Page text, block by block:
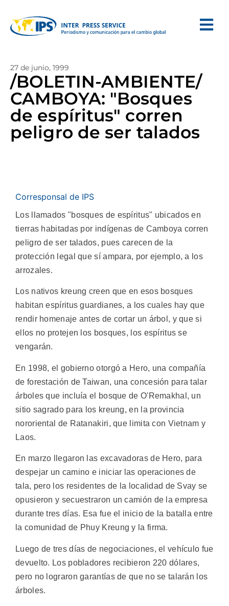
27 de junio, 1999
/BOLETIN-AMBIENTE/
CAMBOYA: "Bosques
de espíritus" corren
peligro de ser talados
Corresponsal de IPS
Los llamados "bosques de espíritus" ubicados en
tierras habitadas por indígenas de Camboya corren
peligro de ser talados, pues carecen de la
protección legal que sí ampara, por ejemplo, a los
arrozales.
Los nativos kreung creen que en esos bosques
habitan espíritus guardianes, a los cuales hay que
rendir homenaje antes de cortar un árbol, y que si
ellos no protejen los bosques, los espíritus se
vengarán.
En 1998, el gobierno otorgó a Hero, una compañía
de forestación de Taiwan, una concesión para talar
árboles que incluía el bosque de O'Remakhal, un
sitio sagrado para los kreung, en la provincia
nororiental de Ratanakiri, que limita con Vietnam y
Laos.
En marzo llegaron las excavadoras de Hero, para
despejar un camino e iniciar las operaciones de
tala, pero los residentes de la localidad de Svay se
opusieron y secuestraron un camión de la empresa
durante tres días. Esa fue el inicio de la batalla entre
la comunidad de Phuy Kreung y la firma.
Luego de tres días de negociaciones, el vehículo fue
devuelto. Los pobladores recibieron 220 dólares,
pero no lograron garantías de que no se talarán los
árboles.